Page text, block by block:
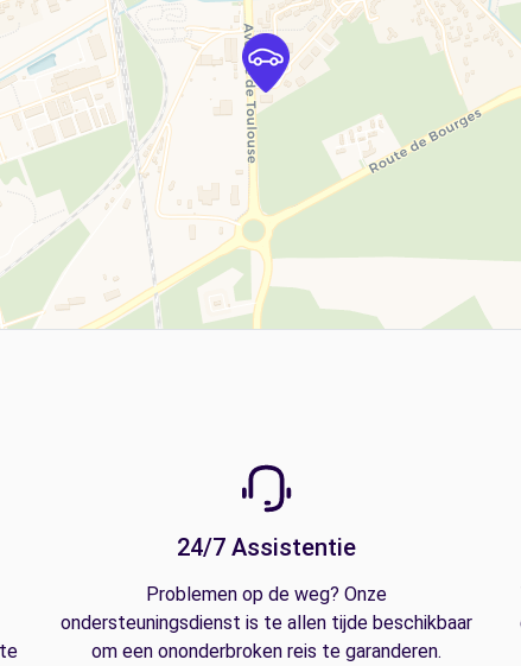
24/7 Assistentie
Problemen op de weg? Onze
ondersteuningsdienst is te allen tijde beschikbaar
om een ononderbroken reis te garanderen.